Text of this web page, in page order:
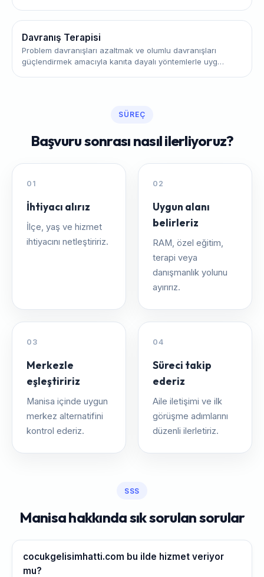
Davranış Terapisi
Problem davranışları azaltmak ve olumlu davranışları
güçlendirmek amacıyla kanıta dayalı yöntemlerle uyg…
SÜREÇ
Başvuru sonrası nasıl ilerliyoruz?
01
İhtiyacı alırız
İlçe, yaş ve hizmet
ihtiyacını netleştiririz.
02
Uygun alanı
belirleriz
RAM, özel eğitim,
terapi veya
danışmanlık yolunu
ayırırız.
03
Merkezle
eşleştiririz
Manisa içinde uygun
merkez alternatifini
kontrol ederiz.
04
Süreci takip
ederiz
Aile iletişimi ve ilk
görüşme adımlarını
düzenli ilerletiriz.
SSS
Manisa hakkında sık sorulan sorular
cocukgelisimhatti.com bu ilde hizmet veriyor
mu?